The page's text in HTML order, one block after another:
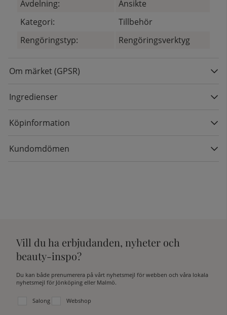
Avdelning:
Ansikte
Kategori:
Tillbehör
Rengöringstyp:
Rengöringsverktyg
Om märket (GPSR)
Ingredienser
Köpinformation
Kundomdömen
Vill du ha erbjudanden, nyheter och
beauty-inspo?
Du kan både prenumerera på vårt nyhetsmejl för webben och våra lokala
nyhetsmejl för Jönköping eller Malmö.
Välj vilken lista du vill prenumerera på:
Salong Webshop